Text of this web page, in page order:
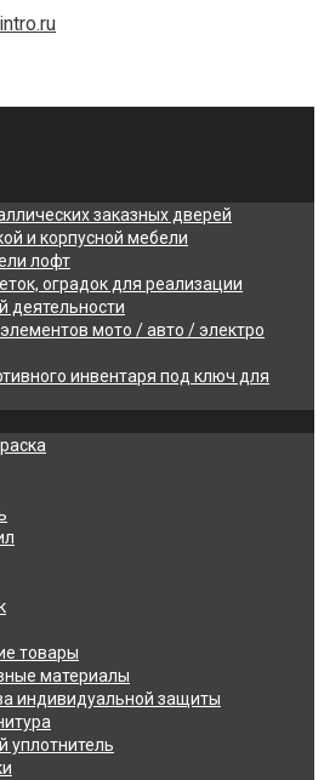
заказных дверей
и корпусной мебели
лофт
оградок для реализации
деятельности
мото / авто / электро
инвентаря под ключ для
товары
материалы
индивидуальной защиты
уплотнитель